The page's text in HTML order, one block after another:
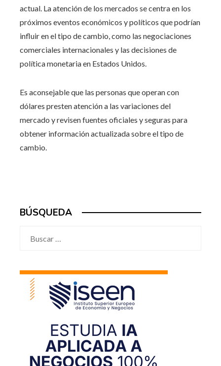
actual. La atención de los mercados se centra en los
próximos eventos económicos y políticos que podrían
influir en el tipo de cambio, como las negociaciones
comerciales internacionales y las decisiones de
política monetaria en Estados Unidos.
Es aconsejable que las personas que operan con
dólares presten atención a las variaciones del
mercado y revisen fuentes oficiales y seguras para
obtener información actualizada sobre el tipo de
cambio.
BÚSQUEDA